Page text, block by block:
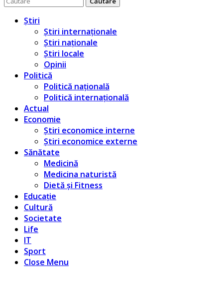
pentru:
Știri
Știri internaționale
Știri naționale
Știri locale
Opinii
Politică
Politică națională
Politică internațională
Actual
Economie
Știri economice interne
Știri economice externe
Sănătate
Medicină
Medicina naturistă
Dietă și Fitness
Educație
Cultură
Societate
Life
IT
Sport
Close Menu